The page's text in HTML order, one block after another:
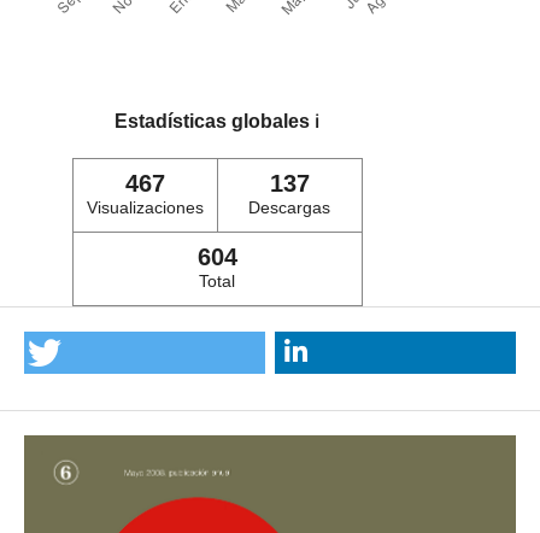
Estadísticas globales ℹ️
467
Visualizaciones
137
Descargas
604
Total